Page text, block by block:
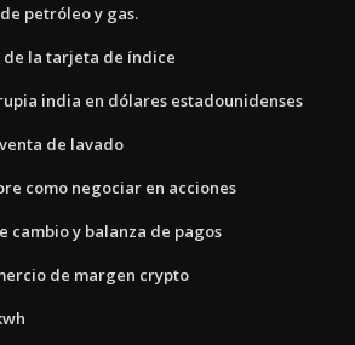
petróleo y gas.
la tarjeta de índice
india en dólares estadounidenses
de lavado
como negociar en acciones
cambio y balanza de pagos
de margen crypto